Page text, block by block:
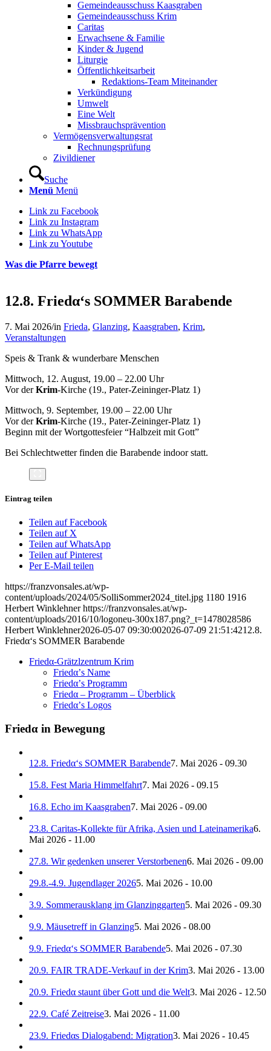
Gemeindeausschuss Kaasgraben
Gemeindeausschuss Krim
Caritas
Erwachsene & Familie
Kinder & Jugend
Liturgie
Öffentlichkeitsarbeit
Redaktions-Team Miteinander
Verkündigung
Umwelt
Eine Welt
Missbrauchsprävention
Vermögensverwaltungsrat
Rechnungsprüfung
Zivildiener
Suche
Menü Menü
Link zu Facebook
Link zu Instagram
Link zu WhatsApp
Link zu Youtube
Was die Pfarre bewegt
12.8. Friedα‘s SOMMER Barabende
7. Mai 2026/in Frieda, Glanzing, Kaasgraben, Krim,
Veranstaltungen
Speis & Trank & wunderbare Menschen
Mittwoch, 12. August, 19.00 – 22.00 Uhr
Vor derKrim-Kirche (19., Pater-Zeininger-Platz 1)
Mittwoch, 9. September, 19.00 – 22.00 Uhr
Vor derKrim-Kirche (19., Pater-Zeininger-Platz 1)
Beginn mit der Wortgottesfeier “Halbzeit mit Gott”
Bei Schlechtwetter finden die Barabende indoor statt.
Eintrag teilen
Teilen auf Facebook
Teilen auf X
Teilen auf WhatsApp
Teilen auf Pinterest
Per E-Mail teilen
https://franzvonsales.at/wp-
content/uploads/2024/05/SolliSommer2024_titel.jpg 1180 1916
Herbert Winklehner https://franzvonsales.at/wp-
content/uploads/2016/10/logoneu-300x187.png?_t=1478028586
Herbert Winklehner2026-05-07 09:30:002026-07-09 21:51:4212.8.
Friedα‘s SOMMER Barabende
Friedα-Grätzlzentrum Krim
Friedα’s Name
Friedα’s Programm
Friedα – Programm – Überblick
Friedα’s Logos
Friedα in Bewegung
12.8. Friedα‘s SOMMER Barabende7. Mai 2026 - 09.30
15.8. Fest Maria Himmelfahrt7. Mai 2026 - 09.15
16.8. Echo im Kaasgraben7. Mai 2026 - 09.00
23.8. Caritas-Kollekte für Afrika, Asien und Lateinamerika6.
Mai 2026 - 11.00
27.8. Wir gedenken unserer Verstorbenen6. Mai 2026 - 09.00
29.8.-4.9. Jugendlager 20265. Mai 2026 - 10.00
3.9. Sommerausklang im Glanzinggarten5. Mai 2026 - 09.30
9.9. Mäusetreff in Glanzing5. Mai 2026 - 08.00
9.9. Friedα‘s SOMMER Barabende5. Mai 2026 - 07.30
20.9. FAIR TRADE-Verkauf in der Krim3. Mai 2026 - 13.00
20.9. Friedα staunt über Gott und die Welt3. Mai 2026 - 12.50
22.9. Café Zeitreise3. Mai 2026 - 11.00
23.9. Friedαs Dialogabend: Migration3. Mai 2026 - 10.45